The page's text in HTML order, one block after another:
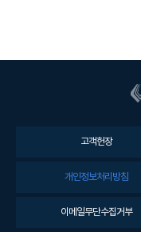
고객헌장
개인정보처리방침
이메일무단수집거부